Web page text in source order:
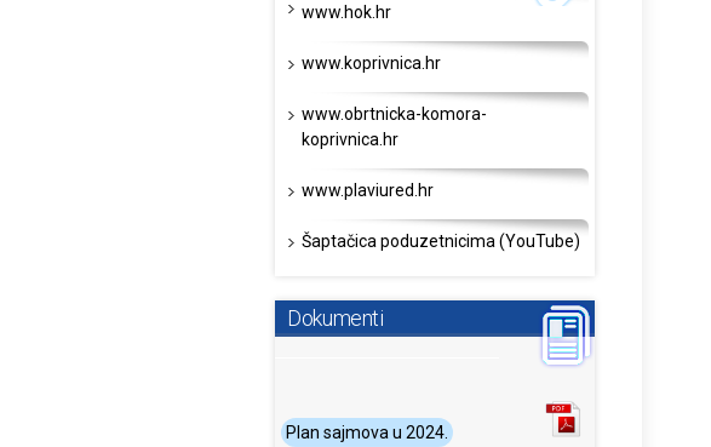
www.hok.hr
www.koprivnica.hr
www.obrtnicka-komora-
koprivnica.hr
www.plaviured.hr
Šaptačica poduzetnicima (YouTube)
Dokumenti
Plan sajmova u 2024.